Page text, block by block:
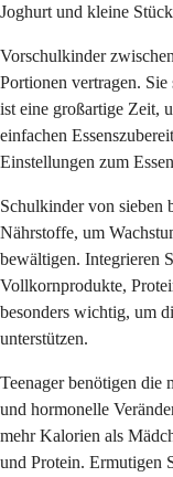
Joghurt und kleine
Vorschulkinder
Portionen vertragen.
ist eine großartige Zeit,
einfachen
Einstellungen zum
Schulkinder von sieben
Nährstoffe, um
bewältigen. Integrieren
Vollkornprodukte,
besonders wichtig, um
unterstützen.
Teenager benötigen die
und hormonelle
mehr Kalorien als
und Protein. Ermutigen